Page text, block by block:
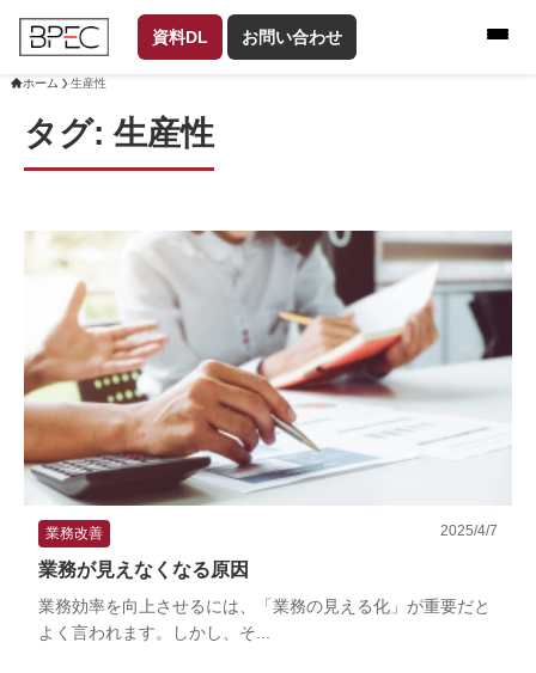
資料DL お問い合わせ
ホーム 生産性
タグ: 生産性
業務改善 2025/4/7
業務が見えなくなる原因
業務効率を向上させるには、「業務の見える化」が重要だと
よく言われます。しかし、そ...